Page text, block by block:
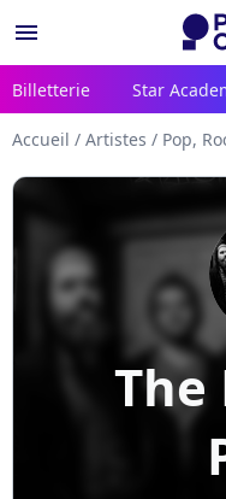
menu
Billetterie Star
Accueil / Artistes / Pop,